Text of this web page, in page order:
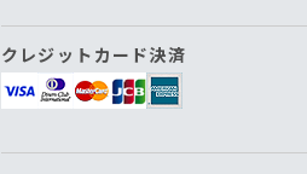
クレジットカード決済